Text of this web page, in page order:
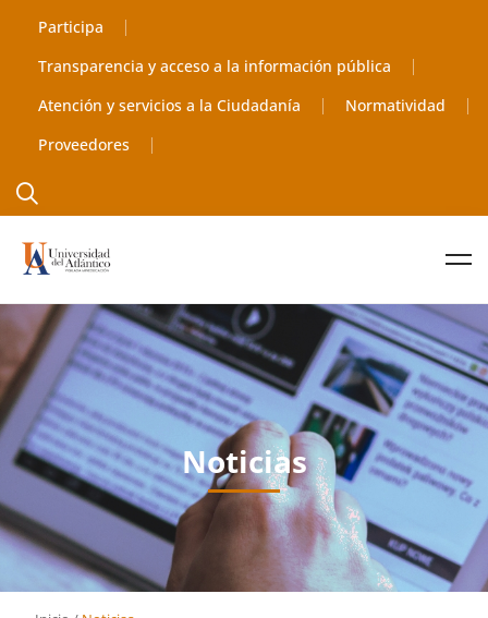
Participa
Transparencia y acceso a la información pública
Atención y servicios a la Ciudadanía
Normatividad
Proveedores
Noticias